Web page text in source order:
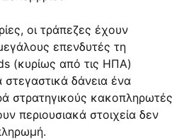
οι τράπεζες έχουν
επενδυτές τη
(κυρίως από τις ΗΠΑ)
στεγαστικά δάνεια ένα
στρατηγικούς κακοπληρωτές
περιουσιακά στοιχεία δεν